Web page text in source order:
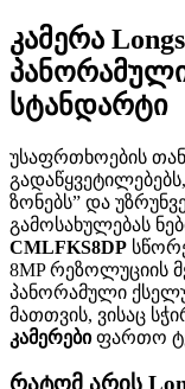
კამერა
სტანდარტი
უსაფრთხოების
ზონებს” და
გამოსახულებას
CMLFKS8DP
8MP რეზოლუციის
პანორამული
მათთვის, ვისაც
კამერებიფართო
რატომ არის